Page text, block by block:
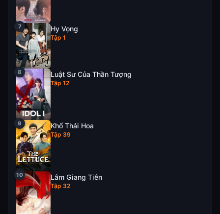
Hy Vọng
Tập 1
Luật Sư Của Thần Tượng
Tập 12
Khổ Thái Hoa
Tập 39
Lâm Giang Tiên
Tập 32